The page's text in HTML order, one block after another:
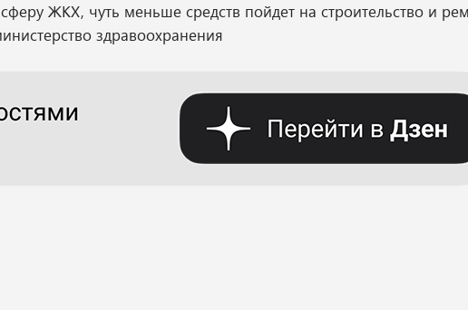
ЖКХ, чуть меньше средств пойдет на строительство и
здравоохранения